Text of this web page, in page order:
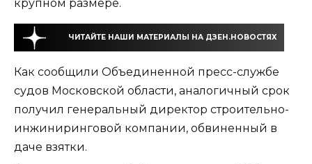
крупном размере.
ЧИТАЙТЕ НАШИ МАТЕРИАЛЫ НА ДЗЕН.НОВОСТЯХ
Как сообщили Объединенной пресс-службе
судов Московской области, аналогичный срок
получил генеральный директор строительно-
инжиниринговой компании, обвиненный в
даче взятки.